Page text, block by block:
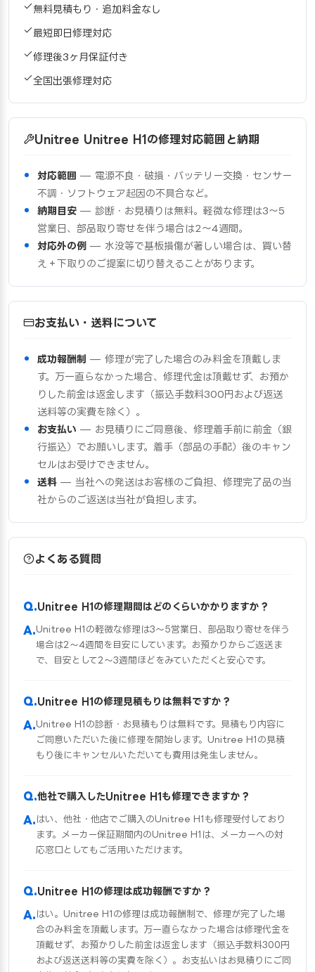
無料見積もり・追加料金なし
最短即日修理対応
修理後3ヶ月保証付き
全国出張修理対応
Unitree Unitree H1の修理対応範囲と納期
対応範囲 — 電源不良・破損・バッテリー交換・センサー
不調・ソフトウェア起因の不具合など。
納期目安 — 診断・お見積りは無料。軽微な修理は3〜5
営業日、部品取り寄せを伴う場合は2〜4週間。
対応外の例 — 水没等で基板損傷が著しい場合は、買い替
え＋下取りのご提案に切り替えることがあります。
お支払い・送料について
成功報酬制 — 修理が完了した場合のみ料金を頂戴しま
す。万一直らなかった場合、修理代金は頂戴せず、お預か
りした前金は返金します（振込手数料300円および返送
送料等の実費を除く）。
お支払い — お見積りにご同意後、修理着手前に前金（銀
行振込）でお願いします。着手（部品の手配）後のキャン
セルはお受けできません。
送料 — 当社への発送はお客様のご負担、修理完了品の当
社からのご返送は当社が負担します。
よくある質問
Unitree H1の修理期間はどのくらいかかりますか？
Unitree H1の軽微な修理は3〜5営業日、部品取り寄せを伴う
場合は2〜4週間を目安にしています。お預かりからご返送ま
で、目安として2〜3週間ほどをみていただくと安心です。
Unitree H1の修理見積もりは無料ですか？
Unitree H1の診断・お見積もりは無料です。見積もり内容に
ご同意いただいた後に修理を開始します。Unitree H1の見積
もり後にキャンセルいただいても費用は発生しません。
他社で購入したUnitree H1も修理できますか？
はい、他社・他店でご購入のUnitree H1も修理受付しており
ます。メーカー保証期間内のUnitree H1は、メーカーへの対
応窓口としてもご活用いただけます。
Unitree H1の修理は成功報酬ですか？
はい。Unitree H1の修理は成功報酬制で、修理が完了した場
合のみ料金を頂戴します。万一直らなかった場合は修理代金を
頂戴せず、お預かりした前金は返金します（振込手数料300円
および返送送料等の実費を除く）。お支払いはお見積りにご同